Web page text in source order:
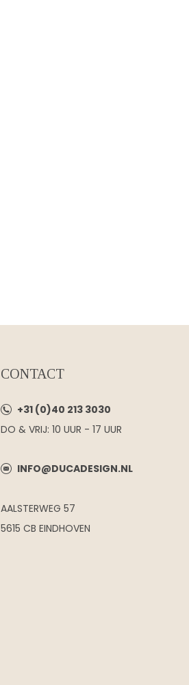
CONTACT
+31 (0)40 213 3030
DO & VRIJ: 10 UUR - 17 UUR
INFO@DUCADESIGN.NL
AALSTERWEG 57
5615 CB EINDHOVEN